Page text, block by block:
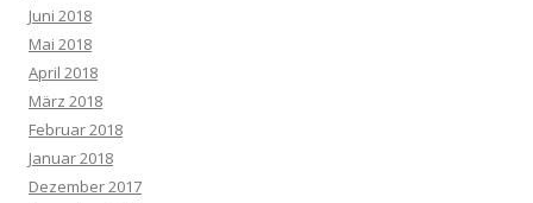
Juni 2018
Mai 2018
April 2018
März 2018
Februar 2018
Januar 2018
Dezember 2017